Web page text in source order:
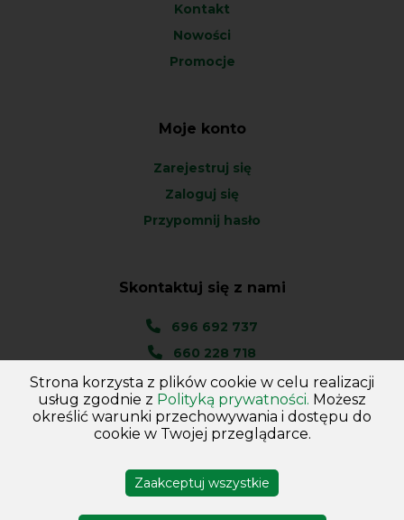
Kontakt
Nowości
Promocje
Moje konto
Zarejestruj się
Zaloguj się
Przypomnij hasło
Skontaktuj się z nami
696 692 737
660 228 718
Ul. Węgierska 1A
46-045 Kotórz Mały
(woj. Opolskie)
Copyright © 2026 Hurtownia - Majster. Wszelkie prawa
Strona korzysta z plików cookie w celu realizacji
usług zgodnie z Polityką prywatności. Możesz
określić warunki przechowywania i dostępu do
cookie w Twojej przeglądarce.
Zaakceptuj wszystkie